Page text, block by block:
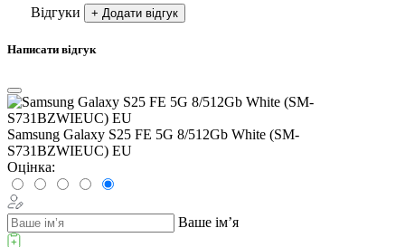
Відгуки
+ Додати відгук
Написати відгук
Samsung Galaxy S25 FE 5G 8/512Gb White (SM-
S731BZWIEUC) EU
Оцінка:
Ваше ім’я